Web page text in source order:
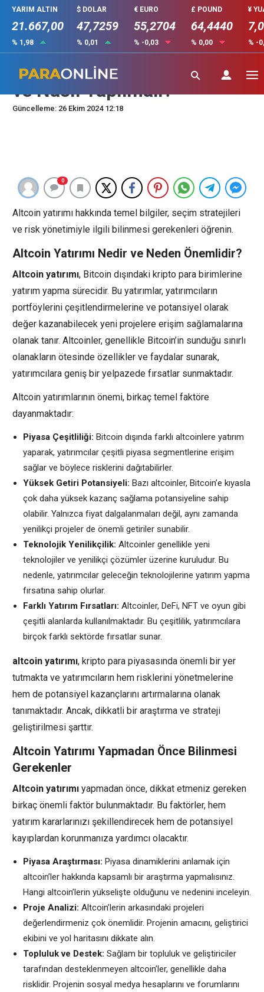
YARIM ALTIN
21.667,00
% 1,98
$ DOLAR
47,7259
% 0,01
€ EURO
55,2704
% -0,03
£ POUND
64,4440
% 0,00
¥
% -
Altcoin Yatırımı: Ne Zaman
ve Nasıl Yapılmalı?
Güncelleme: 26 Ekim 2024 12:18
0
Altcoin yatırımı hakkında temel bilgiler, seçim stratejileri
ve risk yönetimiyle ilgili bilinmesi gerekenleri öğrenin.
Altcoin Yatırımı Nedir ve Neden Önemlidir?
Altcoin yatırımı, Bitcoin dışındaki kripto para birimlerine
yatırım yapma sürecidir. Bu yatırımlar, yatırımcıların
portföylerini çeşitlendirmelerine ve potansiyel olarak
değer kazanabilecek yeni projelere erişim sağlamalarına
olanak tanır. Altcoinler, genellikle Bitcoin’in sunduğu sınırlı
olanakların ötesinde özellikler ve faydalar sunarak,
yatırımcılara geniş bir yelpazede fırsatlar sunmaktadır.
Altcoin yatırımlarının önemi, birkaç temel faktöre
dayanmaktadır:
Piyasa Çeşitliliği: Bitcoin dışında farklı altcoinlere yatırım
yaparak, yatırımcılar çeşitli piyasa segmentlerine erişim
sağlar ve böylece risklerini dağıtabilirler.
Yüksek Getiri Potansiyeli: Bazı altcoinler, Bitcoin’e kıyasla
çok daha yüksek kazanç sağlama potansiyeline sahip
olabilir. Yalnızca fiyat dalgalanmaları değil, aynı zamanda
yenilikçi projeler de önemli getiriler sunabilir.
Teknolojik Yenilikçilik: Altcoinler genellikle yeni
teknolojiler ve yenilikçi çözümler üzerine kuruludur. Bu
nedenle, yatırımcılar geleceğin teknolojilerine yatırım yapma
fırsatına sahip olurlar.
Farklı Yatırım Fırsatları: Altcoinler, DeFi, NFT ve oyun gibi
çeşitli alanlarda kullanılmaktadır. Bu çeşitlilik, yatırımcılara
birçok farklı sektörde fırsatlar sunar.
altcoin yatırımı, kripto para piyasasında önemli bir yer
tutmakta ve yatırımcıların hem risklerini yönetmelerine
hem de potansiyel kazançlarını artırmalarına olanak
tanımaktadır. Ancak, dikkatli bir araştırma ve strateji
geliştirilmesi şarttır.
Altcoin Yatırımı Yapmadan Önce Bilinmesi
Gerekenler
Altcoin yatırımı yapmadan önce, dikkat etmeniz gereken
birkaç önemli faktör bulunmaktadır. Bu faktörler, hem
yatırım kararlarınızı şekillendirecek hem de potansiyel
kayıplardan korunmanıza yardımcı olacaktır.
Piyasa Araştırması: Piyasa dinamiklerini anlamak için
altcoin’ler hakkında kapsamlı bir araştırma yapmalısınız.
Hangi altcoin’lerin yükselişte olduğunu ve nedenini inceleyin.
Proje Analizi: Altcoin’lerin arkasındaki projeleri
değerlendirmeniz çok önemlidir. Projenin amacını, geliştirici
ekibini ve yol haritasını dikkate alın.
Topluluk ve Destek: Sağlam bir topluluk ve geliştiriciler
tarafından desteklenmeyen altcoin’ler, genellikle daha
risklidir. Projenin sosyal medya hesaplarını ve forumlarını